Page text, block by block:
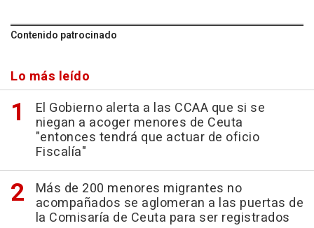
Contenido patrocinado
Lo más leído
El Gobierno alerta a las CCAA que si se
niegan a acoger menores de Ceuta
"entonces tendrá que actuar de oficio
Fiscalía"
Más de 200 menores migrantes no
acompañados se aglomeran a las puertas de
la Comisaría de Ceuta para ser registrados